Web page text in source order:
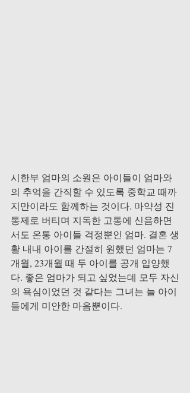
시한부 엄마의 소원은 아이들이 엄마와
의 추억을 간직할 수 있도록 중학교 때까
지만이라도 함께하는 것이다. 마약성 진
통제로 버티며 지독한 고통에 신음하면
서도 온통 아이들 걱정뿐인 엄마. 결혼 생
활 내내 아이를 간절히 원했던 엄마는 7
개월, 23개월 때 두 아이를 공개 입양했
다. 좋은 엄마가 되고 싶었는데 모두 자신
의 욕심이었던 것 같다는 그녀는 늘 아이
들에게 미안한 마음뿐이다.